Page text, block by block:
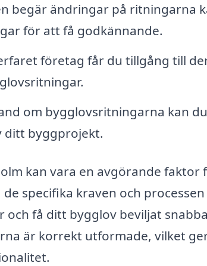
begär ändringar på ritningarna
för att få godkännande.
företag får du tillgång till
om bygglovsritningarna kan du
ditt byggprojekt.
kan vara en avgörande faktor
specifika kraven och
få ditt bygglov beviljat
är korrekt utformade, vilket